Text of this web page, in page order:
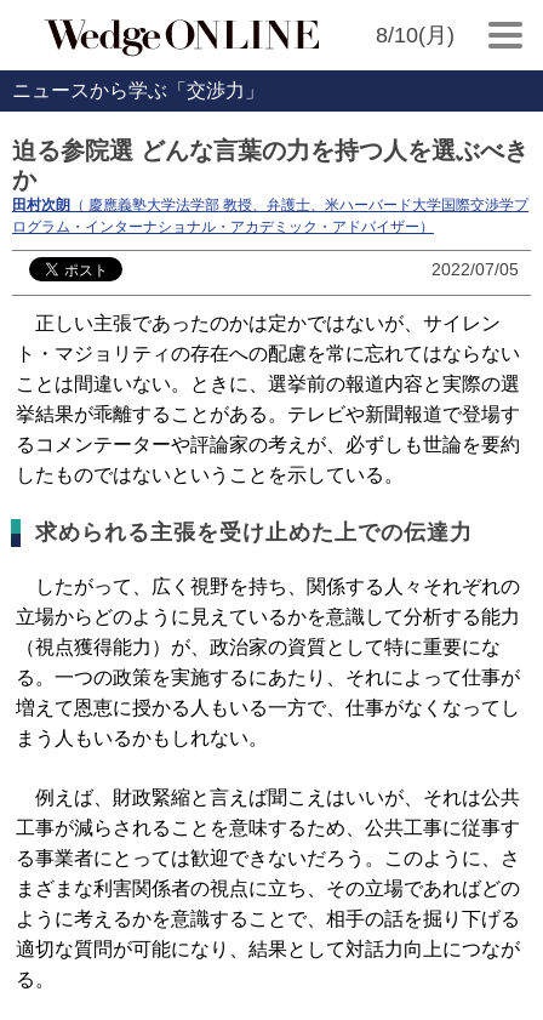
8/10(月)
ニュースから学ぶ「交渉力」
迫る参院選 どんな言葉の力を持つ人を選ぶべき
か
田村次朗
（ 慶應義塾大学法学部 教授、弁護士、米ハーバード大学国際交渉学プ
ログラム・インターナショナル・アカデミック・アドバイザー）
2022/07/05
正しい主張であったのかは定かではないが、サイレン
ト・マジョリティの存在への配慮を常に忘れてはならない
ことは間違いない。ときに、選挙前の報道内容と実際の選
挙結果が乖離することがある。テレビや新聞報道で登場す
るコメンテーターや評論家の考えが、必ずしも世論を要約
したものではないということを示している。
求められる主張を受け止めた上での伝達力
したがって、広く視野を持ち、関係する人々それぞれの
立場からどのように見えているかを意識して分析する能力
（視点獲得能力）が、政治家の資質として特に重要にな
る。一つの政策を実施するにあたり、それによって仕事が
増えて恩恵に授かる人もいる一方で、仕事がなくなってし
まう人もいるかもしれない。
例えば、財政緊縮と言えば聞こえはいいが、それは公共
工事が減らされることを意味するため、公共工事に従事す
る事業者にとっては歓迎できないだろう。このように、さ
まざまな利害関係者の視点に立ち、その立場であればどの
ように考えるかを意識することで、相手の話を掘り下げる
適切な質問が可能になり、結果として対話力向上につなが
る。